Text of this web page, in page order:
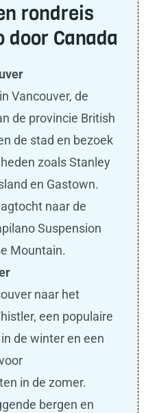
rondreis
Canada
Vancouver, de
de provincie British
de stad en bezoek
zoals Stanley
en Gastown.
naar de
Suspension
Mountain.
naar het
een populaire
de winter en een
in de zomer.
bergen en